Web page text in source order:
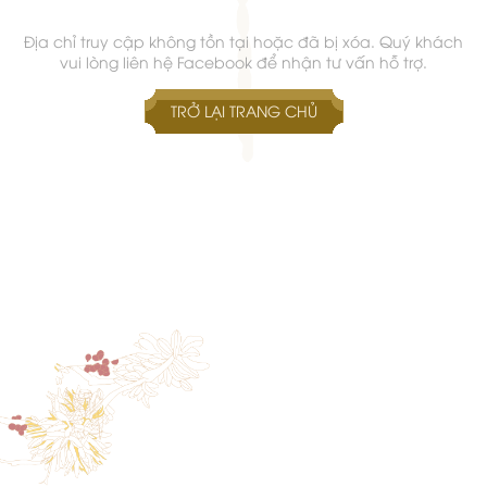
Địa chỉ truy cập không tồn tại hoặc đã bị xóa. Quý khách
vui lòng liên hệ Facebook để nhận tư vấn hỗ trợ.
TRỞ LẠI TRANG CHỦ